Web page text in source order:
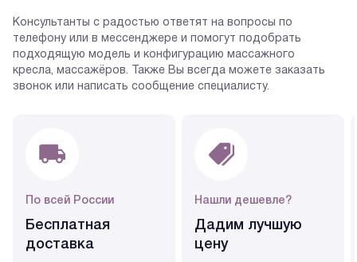
Консультанты с радостью ответят на вопросы по
телефону или в мессенджере и помогут подобрать
подходящую модель и конфигурацию массажного
кресла, массажёров. Также Вы всегда можете заказать
звонок или написать сообщение специалисту.
По всей России
Бесплатная
доставка
Нашли дешевле?
Дадим лучшую
цену